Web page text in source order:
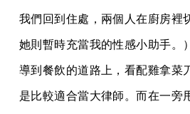
我們回到住處，兩個人在廚房裡
她則暫時充當我的性感小助手。
導到餐飲的道路上 ，看配雞拿菜
是比較適合當大律師。而在一旁